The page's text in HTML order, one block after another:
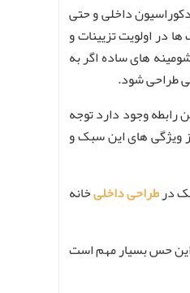
داخلی و حتی
در اولویت تزیینات و
های ساده اگر به
طراحی شود.
رابطه وجود دارد توجه
ویژگی های این سبک و
درطراحی داخلیخانه
این حس بسیار مهم است